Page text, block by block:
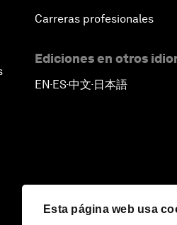
Esta página web usa
Carreras profesionales
Ediciones en otros
EN▪ES▪中文▪ 日本語